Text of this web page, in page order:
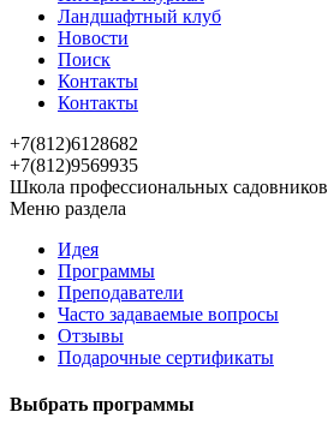
Ландшафтный клуб
Новости
Поиск
Контакты
Контакты
+7(812)6128682
+7(812)9569935
Школа профессиональных садовников
Меню раздела
Идея
Программы
Преподаватели
Часто задаваемые вопросы
Отзывы
Подарочные сертификаты
Выбрать программы